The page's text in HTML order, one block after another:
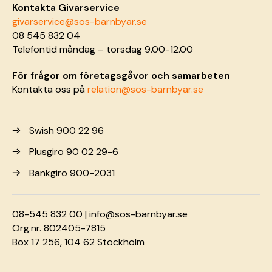
Kontakta Givarservice
givarservice@sos-barnbyar.se
08 545 832 04
Telefontid måndag – torsdag 9.00-12.00
För frågor om företagsgåvor och samarbeten
Kontakta oss pårelation@sos-barnbyar.se
Swish 900 22 96
Plusgiro 90 02 29-6
Bankgiro 900-2031
08-545 832 00 |info@sos-barnbyar.se
Org.nr. 802405-7815
Box 17 256, 104 62 Stockholm